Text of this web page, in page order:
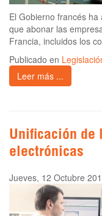
El Gobierno francés
que abonar las
Francia, incluidos los
Publicado en
Leer más ...
Unificación de
electrónicas
Jueves, 12 Octubre